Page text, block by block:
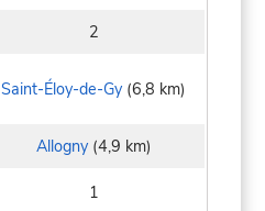
2
Saint-Éloy-de-Gy (6,8 km)
Allogny(4,9 km)
1